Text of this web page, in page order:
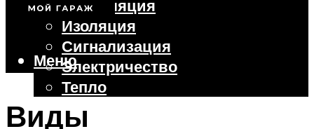
Вентиляция
Изоляция
Сигнализация
Электричество
Тепло
Крыша
Меню
Виды